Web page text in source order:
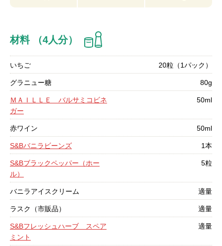
材料 （4人分）
いちご 20粒（1パック）
グラニュー糖 80g
ＭＡＩＬＬＥ バルサミコビネ
ガー
50ml
赤ワイン 50ml
S&Bバニラビーンズ 1本
S&Bブラックペッパー（ホー
ル）
5粒
バニラアイスクリーム 適量
ラスク（市販品） 適量
S&Bフレッシュハーブ スペア
ミント
適量